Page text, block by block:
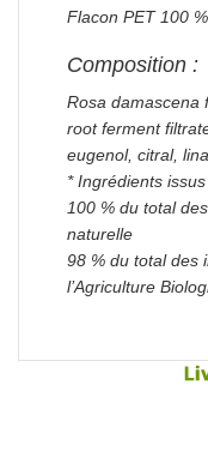
Flacon PET 100
Composition :
Rosa damascena
root ferment
eugenol, citral,
* Ingrédients
100 % du total
naturelle
98 % du total des
l’Agriculture